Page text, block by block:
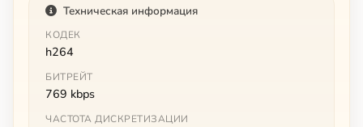
Техническая информация
КОДЕК
h264
БИТРЕЙТ
769 kbps
ЧАСТОТА ДИСКРЕТИЗАЦИИ